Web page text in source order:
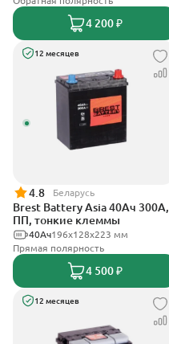
4 200 ₽
12 месяцев
4.8 Беларусь
Brest Battery Asia 40Ач 300А,
ПП, тонкие клеммы
196х128х223 мм
40Ач
Прямая полярность
4 500 ₽
12 месяцев